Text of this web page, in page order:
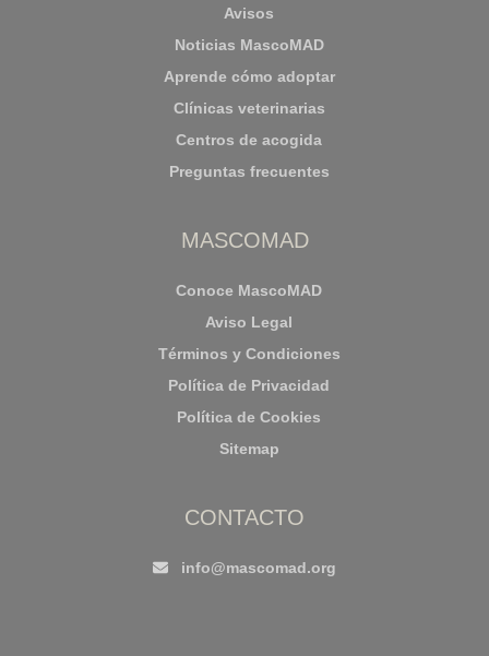
Avisos
Noticias MascoMAD
Aprende cómo adoptar
Clínicas veterinarias
Centros de acogida
Preguntas frecuentes
MASCOMAD
Conoce MascoMAD
Aviso Legal
Términos y Condiciones
Política de Privacidad
Política de Cookies
Sitemap
CONTACTO
info@mascomad.org